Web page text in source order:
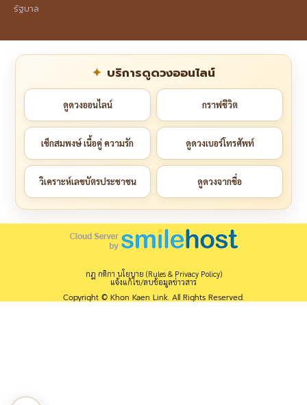
รัฐบาล
บริการดูดวงออนไลน์
ดูดวงออนไลน์ กราฟชีวิต
เช็กสมพงษ์ เนื้อคู่ ความรัก ดูดวงเบอร์โทรศัพท์
วิเคราะห์เลขบัตรประชาชน ดูดวงจากชื่อ
กฎ กติกา นโยบาย (Rules & Privacy Policy)
แจ้งแก้ไข/ลบข้อมูลข่าวสาร
Copyright © Khon Kaen Link. All Rights Reserved.